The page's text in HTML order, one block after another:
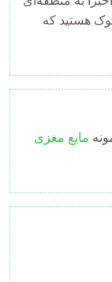
هستید که
مایع مغزی